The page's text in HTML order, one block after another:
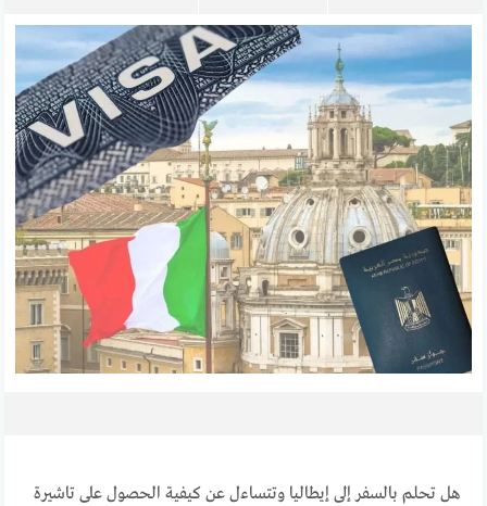
هل تحلم بالسفر إلى إيطاليا وتتساءل عن كيفية الحصول على تاشيرة